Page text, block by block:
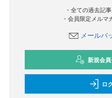
・全ての過去記
・会員限定メル
メールバ
新規会
ロ